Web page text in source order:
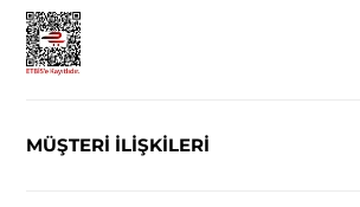
MÜŞTERİ İLİŞKİLERİ